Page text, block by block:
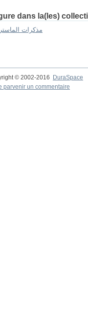
dans la(les)
Thesis Master مذكرات الماستر
© 2002-2016
DuraSpace
parvenir un commentaire